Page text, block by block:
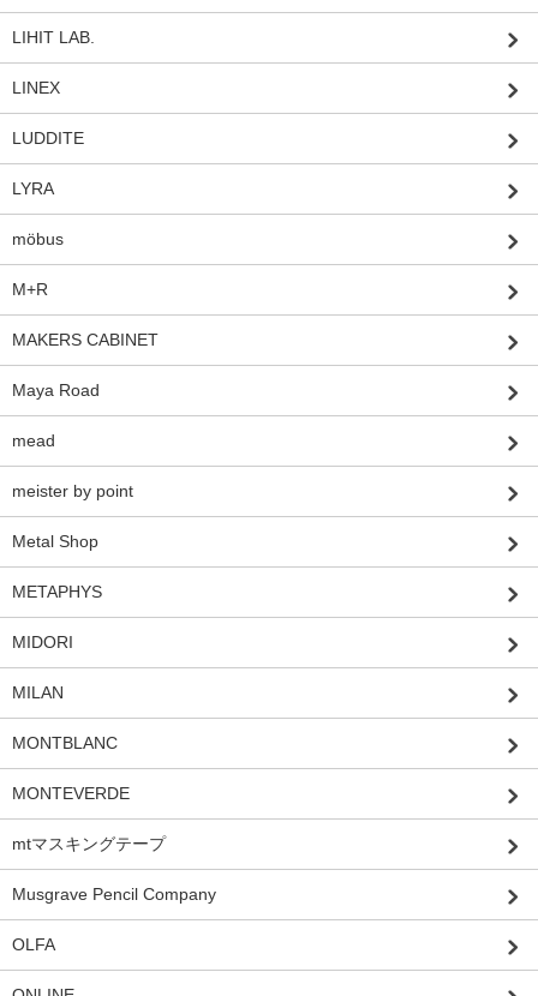
LIHIT LAB.
LINEX
LUDDITE
LYRA
möbus
M+R
MAKERS CABINET
Maya Road
mead
meister by point
Metal Shop
METAPHYS
MIDORI
MILAN
MONTBLANC
MONTEVERDE
mtマスキングテープ
Musgrave Pencil Company
OLFA